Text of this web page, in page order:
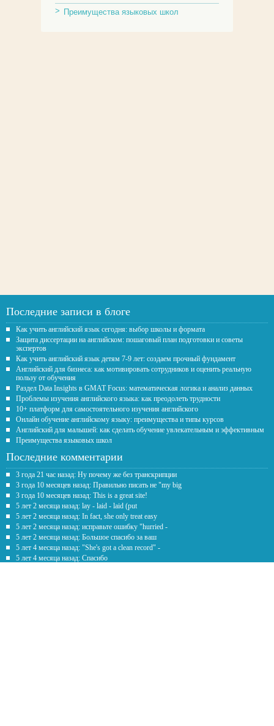
Преимущества языковых школ
Последние записи в блоге
Как учить английский язык сегодня: выбор школы и формата
Защита диссертации на английском: пошаговый план подготовки и советы
экспертов
Как учить английский язык детям 7-9 лет: создаем прочный фундамент
Английский для бизнеса: как мотивировать сотрудников и оценить реальную
пользу от обучения
Раздел Data Insights в GMAT Focus: математическая логика и анализ данных
Проблемы изучения английского языка: как преодолеть трудности
10+ платформ для самостоятельного изучения английского
Онлайн обучение английскому языку: преимущества и типы курсов
Английский для малышей: как сделать обучение увлекательным и эффективным
Преимущества языковых школ
Последние комментарии
3 года 21 час назад: Ну почему же без транскрипции
3 года 10 месяцев назад: Правильно писать не "my big
3 года 10 месяцев назад: This is a great site!
5 лет 2 месяца назад: lay - laid - laid (put
5 лет 2 месяца назад: In fact, she only treat easy
5 лет 2 месяца назад: исправьте ошибку "hurried -
5 лет 2 месяца назад: Большое спасибо за ваш
5 лет 4 месяца назад: "She's got a clean record" -
5 лет 4 месяца назад: Спасибо